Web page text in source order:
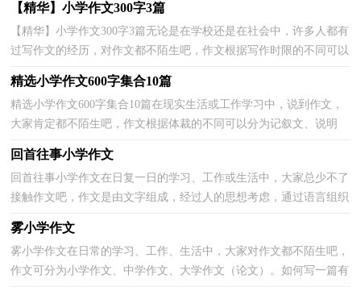
【精华】小学作文300字3篇
【精华】小学作文300字3篇无论是在学校还是在社会中，许多人都有
过写作文的经历，对作文都不陌生吧，作文根据写作时限的不同可以
精选小学作文600字集合10篇
精选小学作文600字集合10篇在现实生活或工作学习中，说到作文，
大家肯定都不陌生吧，作文根据体裁的不同可以分为记叙文、说明
回首往事小学作文
回首往事小学作文在日复一日的学习、工作或生活中，大家总少不了
接触作文吧，作文是由文字组成，经过人的思想考虑，通过语言组织
雾小学作文
雾小学作文在日常的学习、工作、生活中，大家对作文都不陌生吧，
作文可分为小学作文、中学作文、大学作文（论文）。如何写一篇有